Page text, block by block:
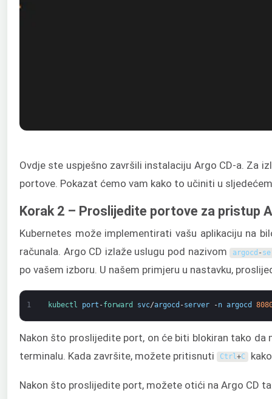
Ovdje ste uspješno završili instalaciju Argo CD-a. Za
portove. Pokazat ćemo vam kako to učiniti u
Korak 2 – Proslijedite portove za pristup
Kubernetes može implementirati vašu aplikaciju na
računala. Argo CD izlaže uslugu pod nazivom argocd -
po vašem izboru. U našem primjeru u nastavku,
1 kubectl port -forward svc/argocd -server -n argocd
Nakon što proslijedite port, on će biti blokiran tako da
terminalu. Kada završite, možete pritisnuti
Ctrl+C
Nakon što proslijedite port, možete otići na Argo CD